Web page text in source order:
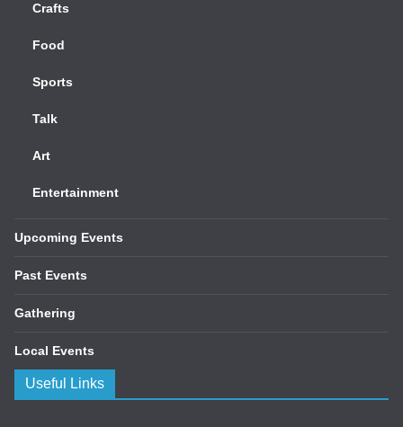
Crafts
Food
Sports
Talk
Art
Entertainment
Upcoming Events
Past Events
Gathering
Local Events
Useful Links